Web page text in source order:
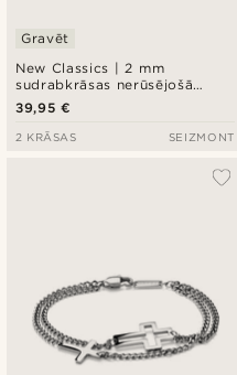
New Classics | 2 mm
sudrabkrāsas nerūsējošā
tērauda Curb tipa ķēdītes
aproce ar krustu
Gravēt
39,95 €
2 KRĀSAS SEIZMONT